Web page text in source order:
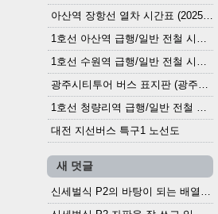
아산역 장항선 열차 시간표 (2025.12.30 기준) (무궁화호, ITX-마음, 새마을호, 서해금빛열차)
1호선 아산역 급행/일반 전철 시간표 (2025.12.30~)
1호선 수원역 급행/일반 전철 시간표 (2025.12.30~)
광주시티투어 버스 표지판 (광주역 정류장) (2024?)
1호선 청량리역 급행/일반 전철 시간표 · 노선도 (2025.12.30~)
대전 지선버스 특구1 노선도
새 덧글
신세벌식 P2의 바탕이 되는 배열이나 주요 기능...